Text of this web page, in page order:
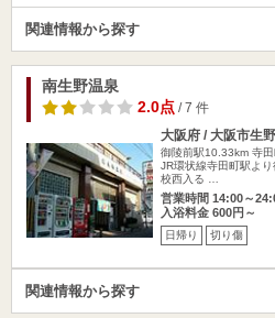
関連情報から探す
南生野温泉
2.0点/ 7 件
大阪府 / 大阪市生
御陵前駅10.33km 寺
JR環状線寺田町駅よ
校西入る …
営業時間 14:00～
入浴料金 600円～
日帰り 切り傷
関連情報から探す